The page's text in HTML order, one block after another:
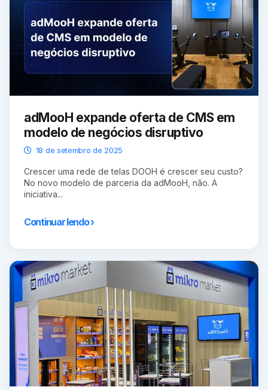
adMooH expande oferta de CMS em
modelo de negócios disruptivo
18 de setembro de 2025
Crescer uma rede de telas DOOH é crescer seu custo?
No novo modelo de parceria da adMooH, não. A
iniciativa...
Continuar lendo ›